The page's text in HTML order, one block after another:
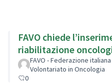
FAVO chiede
riabilitazione
FAVO - Federazione
Volontariato in Oncologia
0